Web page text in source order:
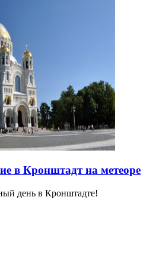
в Кронштадт на метеоре
день в Кронштадте!